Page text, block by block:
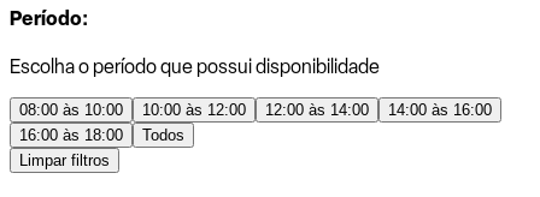
Período:
Escolha o período que possui disponibilidade
08:00 às 10:00 10:00 às 12:00 12:00 às 14:00
14:00 às 16:00
16:00 às 18:00
Todos
Limpar filtros